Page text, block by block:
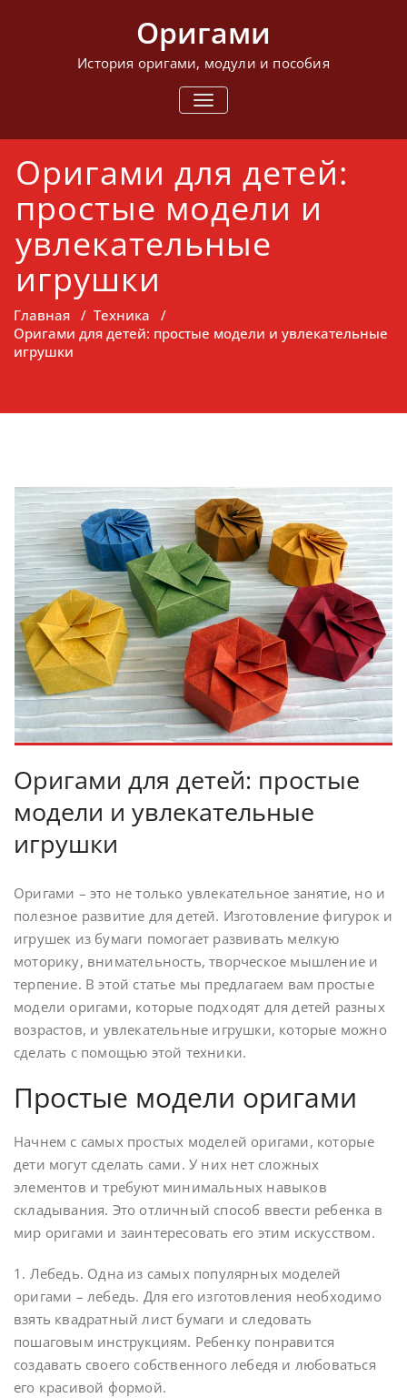
Оригами
История оригами, модули и пособия
ПОКАЗАТЬ/
СКРЫТЬ
Оригами для детей:
простые модели и
увлекательные
игрушки
Главная / Техника /
Оригами для детей: простые модели и увлекательные
игрушки
Оригами для детей: простые
модели и увлекательные
игрушки
Оригами – это не только увлекательное занятие, но и
полезное развитие для детей. Изготовление фигурок и
игрушек из бумаги помогает развивать мелкую
моторику, внимательность, творческое мышление и
терпение. В этой статье мы предлагаем вам простые
модели оригами, которые подходят для детей разных
возрастов, и увлекательные игрушки, которые можно
сделать с помощью этой техники.
Простые модели оригами
Начнем с самых простых моделей оригами, которые
дети могут сделать сами. У них нет сложных
элементов и требуют минимальных навыков
складывания. Это отличный способ ввести ребенка в
мир оригами и заинтересовать его этим искусством.
1. Лебедь. Одна из самых популярных моделей
оригами – лебедь. Для его изготовления необходимо
взять квадратный лист бумаги и следовать
пошаговым инструкциям. Ребенку понравится
создавать своего собственного лебедя и любоваться
его красивой формой.